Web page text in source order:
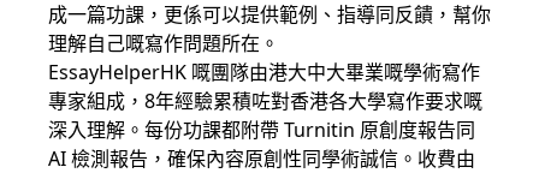
成一篇功課，更係可以提供範例、指導同反饋，幫你
理解自己嘅寫作問題所在。
EssayHelperHK 嘅團隊由港大中大畢業嘅學術寫作
專家組成，8年經驗累積咗對香港各大學寫作要求嘅
深入理解。每份功課都附帶 Turnitin 原創度報告同
AI 檢測報告，確保內容原創性同學術誠信。收費由